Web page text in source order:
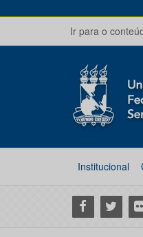
Ir para o
Institucional
Facebook
Twitter